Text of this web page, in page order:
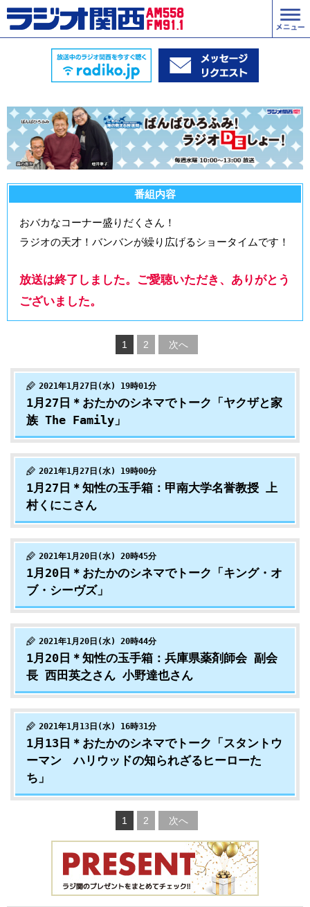
番組内容
おバカなコーナー盛りだくさん！
ラジオの天才！バンバンが繰り広げるショータイムです！
放送は終了しました。ご愛聴いただき、ありがとう
ございました。
1 2 次へ
2021年1月27日(水) 19時01分
1月27日＊おたかのシネマでトーク「ヤクザと家
族 The Family」
2021年1月27日(水) 19時00分
1月27日＊知性の玉手箱：甲南大学名誉教授 上
村くにこさん
2021年1月20日(水) 20時45分
1月20日＊おたかのシネマでトーク「キング・オ
ブ・シーヴズ」
2021年1月20日(水) 20時44分
1月20日＊知性の玉手箱：兵庫県薬剤師会 副会
長 西田英之さん 小野達也さん
2021年1月13日(水) 16時31分
1月13日＊おたかのシネマでトーク「スタントウ
ーマン ハリウッドの知られざるヒーローた
ち」
1 2 次へ